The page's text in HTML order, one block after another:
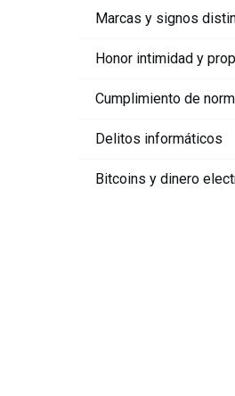
Marcas y signos
Honor intimidad y
Cumplimiento de
Delitos informáticos
Bitcoins y dinero